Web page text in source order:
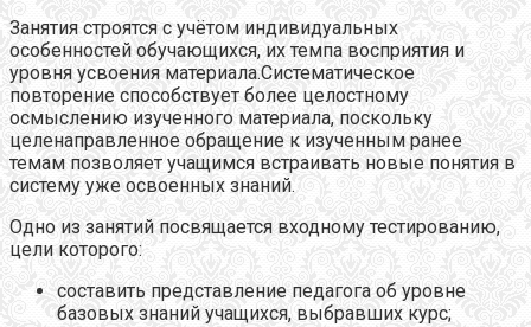
Занятия строятся с учётом индивидуальных
особенностей обучающихся, их темпа восприятия и
уровня усвоения материала.Систематическое
повторение способствует более целостному
осмыслению изученного материала, поскольку
целенаправленное обращение к изученным ранее
темам позволяет учащимся встраивать новые понятия в
систему уже освоенных знаний.
Одно из занятий посвящается входному тестированию,
цели которого:
составить представление педагога об уровне
базовых знаний учащихся, выбравших курс;